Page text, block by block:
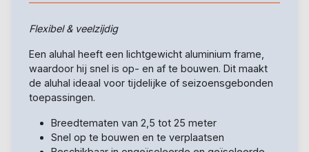
Flexibel & veelzijdig
Een aluhal heeft een lichtgewicht aluminium frame,
waardoor hij snel is op- en af te bouwen. Dit maakt
de aluhal ideaal voor tijdelijke of seizoensgebonden
toepassingen.
Breedtematen van 2,5 tot 25 meter
Snel op te bouwen en te verplaatsen